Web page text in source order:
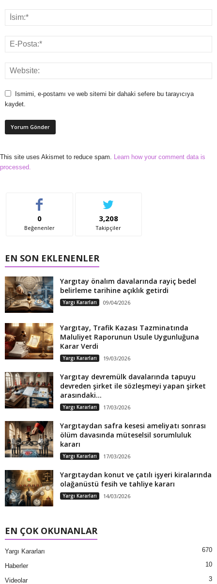
Ismimi, e-postamı ve web sitemi bir dahaki sefere bu tarayıcıya
kaydet.
This site uses Akismet to reduce spam. Learn how your comment data is
processed.
0
Beğenenler
3,208
Takipçiler
EN SON EKLENENLER
Yargıtay önalım davalarında rayiç bedel
belirleme tarihine açıklık getirdi
Yargı Kararları 09/04/2026
Yargıtay, Trafik Kazası Tazminatında
Maluliyet Raporunun Usule Uygunluğuna
Karar Verdi
Yargı Kararları 19/03/2026
Yargıtay devremülk davalarında tapuyu
devreden şirket ile sözleşmeyi yapan şirket
arasındaki...
Yargı Kararları 17/03/2026
Yargıtaydan safra kesesi ameliyatı sonrası
ölüm davasında müteselsil sorumluluk
kararı
Yargı Kararları 17/03/2026
Yargıtaydan konut ve çatılı işyeri kiralarında
olağanüstü fesih ve tahliye kararı
Yargı Kararları 14/03/2026
EN ÇOK OKUNANLAR
Yargı Kararları 670
Haberler 10
Videolar 3